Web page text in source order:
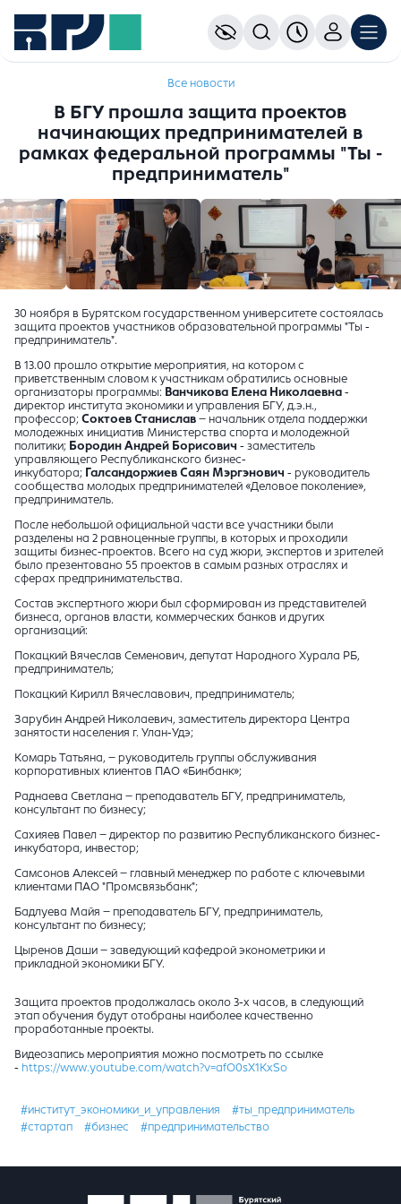
Все новости
В БГУ прошла защита проектов
начинающих предпринимателей в
рамках федеральной программы "Ты -
предприниматель"
30 ноября в Бурятском государственном университете состоялась
защита проектов участников образовательной программы "Ты -
предприниматель".
В 13.00 прошло открытие мероприятия, на котором с
приветственным словом к участникам обратились основные
организаторы программы: Ванчикова Елена Николаевна -
директор института экономики и управления БГУ, д.э.н.,
профессор; Соктоев Станислав – начальник отдела поддержки
молодежных инициатив Министерства спорта и молодежной
политики; Бородин Андрей Борисович - заместитель
управляющего Республиканского бизнес-
инкубатора; Галсандоржиев Саян Мэргэнович - руководитель
сообщества молодых предпринимателей «Деловое поколение»,
предприниматель.
После небольшой официальной части все участники были
разделены на 2 равноценные группы, в которых и проходили
защиты бизнес-проектов. Всего на суд жюри, экспертов и зрителей
было презентовано 55 проектов в самым разных отраслях и
сферах предпринимательства.
Состав экспертного жюри был сформирован из представителей
бизнеса, органов власти, коммерческих банков и других
организаций:
Покацкий Вячеслав Семенович, депутат Народного Хурала РБ,
предприниматель;
Покацкий Кирилл Вячеславович, предприниматель;
Зарубин Андрей Николаевич, заместитель директора Центра
занятости населения г. Улан-Удэ;
Комарь Татьяна, – руководитель группы обслуживания
корпоративных клиентов ПАО «Бинбанк»;
Раднаева Светлана – преподаватель БГУ, предприниматель,
консультант по бизнесу;
Сахияев Павел – директор по развитию Республиканского бизнес-
инкубатора, инвестор;
Самсонов Алексей – главный менеджер по работе с ключевыми
клиентами ПАО "Промсвязьбанк";
Бадлуева Майя – преподаватель БГУ, предприниматель,
консультант по бизнесу;
Цыренов Даши – заведующий кафедрой эконометрики и
прикладной экономики БГУ.
Защита проектов продолжалась около 3-х часов, в следующий
этап обучения будут отобраны наиболее качественно
проработанные проекты.
Видеозапись мероприятия можно посмотреть по ссылке
- https://www.youtube.com/watch?v=afO0sX1KxSo
#институт_экономики_и_управления
#ты_предприниматель
#стартап
#бизнес #предпринимательство